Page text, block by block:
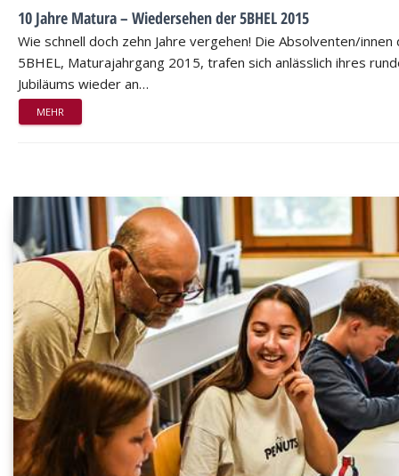
10 Jahre Matura – Wiedersehen der 5BHEL 2015
Wie schnell doch zehn Jahre vergehen! Die Absolventen/innen
5BHEL, Maturajahrgang 2015, trafen sich anlässlich ihres
Jubiläums wieder an…
MEHR